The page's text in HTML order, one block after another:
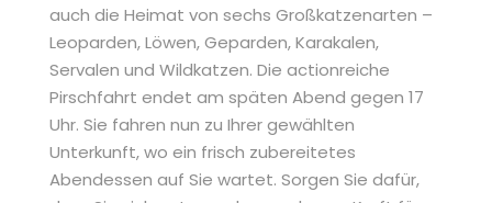
auch die Heimat von sechs Großkatzenarten –
Leoparden, Löwen, Geparden, Karakalen,
Servalen und Wildkatzen. Die actionreiche
Pirschfahrt endet am späten Abend gegen 17
Uhr. Sie fahren nun zu Ihrer gewählten
Unterkunft, wo ein frisch zubereitetes
Abendessen auf Sie wartet. Sorgen Sie dafür,